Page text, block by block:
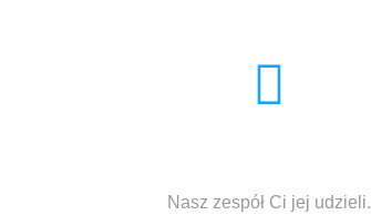
Nasz zespół Ci jej udzieli.